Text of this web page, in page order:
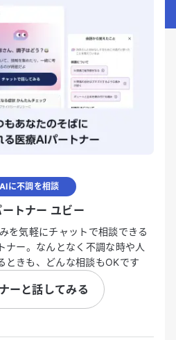
に不調を相談
トナー ユビー
を気軽にチャットで相談できる
ナー。なんとなく不調な時や人
ときも、どんな相談もOKです
ーと話してみる